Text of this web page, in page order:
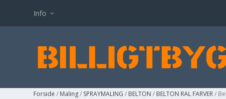
Info
Forside / Maling/ SPRAYMALING / BELTON / BELTON RAL FARVER/